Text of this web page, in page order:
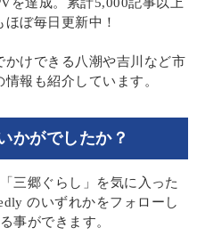
ほぼ毎日更新中！
かけできる八潮や吉川など市
報も紹介しています。
かがでしたか？
三郷ぐらし」を気に入った
のいずれかをフォローし
事ができます。